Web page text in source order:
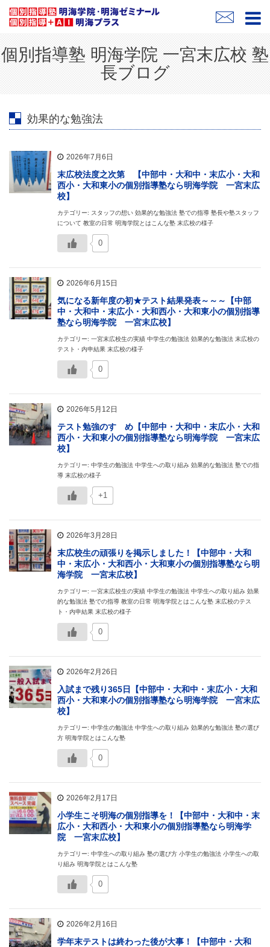
個別指導塾 明海学院 一宮末広校 塾
長ブログ
効果的な勉強法
2026年7月6日
末広校法度之次第 【中部中・大和中・末広小・大和
西小・大和東小の個別指導塾なら明海学院 一宮末広
校】
カテゴリー: スタッフの想い 効果的な勉強法 塾での指導 塾長や塾スタッフ
について 教室の日常 明海学院とはこんな塾 末広校の様子
0
2026年6月15日
気になる新年度の初★テスト結果発表～～～【中部
中・大和中・末広小・大和西小・大和東小の個別指導
塾なら明海学院 一宮末広校】
カテゴリー: 一宮末広校生の実績 中学生の勉強法 効果的な勉強法 末広校の
テスト・内申結果 末広校の様子
0
2026年5月12日
テスト勉強のすゝめ【中部中・大和中・末広小・大和
西小・大和東小の個別指導塾なら明海学院 一宮末広
校】
カテゴリー: 中学生の勉強法 中学生への取り組み 効果的な勉強法 塾での指
導 末広校の様子
+1
2026年3月28日
末広校生の頑張りを掲示しました！【中部中・大和
中・末広小・大和西小・大和東小の個別指導塾なら明
海学院 一宮末広校】
カテゴリー: 一宮末広校生の実績 中学生の勉強法 中学生への取り組み 効果
的な勉強法 塾での指導 教室の日常 明海学院とはこんな塾 末広校のテス
ト・内申結果 末広校の様子
0
2026年2月26日
入試まで残り365日【中部中・大和中・末広小・大和
西小・大和東小の個別指導塾なら明海学院 一宮末広
校】
カテゴリー: 中学生の勉強法 中学生への取り組み 効果的な勉強法 塾の選び
方 明海学院とはこんな塾
0
2026年2月17日
小学生こそ明海の個別指導を！【中部中・大和中・末
広小・大和西小・大和東小の個別指導塾なら明海学
院 一宮末広校】
カテゴリー: 中学生への取り組み 塾の選び方 小学生の勉強法 小学生への取
り組み 明海学院とはこんな塾
0
2026年2月16日
学年末テストは終わった後が大事！【中部中・大和